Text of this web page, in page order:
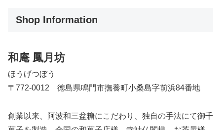
Shop Information
和庵 鳳月坊
ほうげつぼう
〒772-0012 徳島県鳴門市撫養町小桑島字前浜84番地
創業以来、阿波和三盆糖にこだわり、独自の手法にて御千